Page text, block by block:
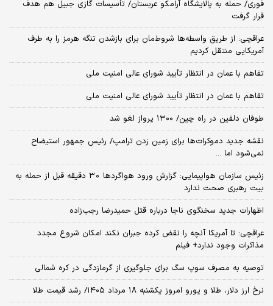
فوری/ حمله به پالایشگاه آرامکو عربستان/ تأسیسات گازی جبیل هم هدف
قرار گرفت
عراقچی: از طریق واسطه‌ها شروط‌مان برای بازشدن تنگه هرمز را به طرف
آمریکایی منتقل کردیم
تفاهم با عمان در انتظار تأیید شورای عالی امنیت ملی
تفاهم با عمان در انتظار تأیید شورای عالی امنیت ملی
طوفان دلفین در راه چین/ ۱۳۰۰ پرواز لغو شد
نقشه جدید دموکرات‌ها برای زمین زدن ترامپ/ رئیس جمهور استیضاح
نمی‌شود اما ...
زئیس سازمان هواپیمایی: گزارش ورود هواگردها ٣٠ دقیقه قبل از حمله به
بیت رهبری صحت ندارد
اظهارات جدید سخنگوی ناجا درباره قتل حمیدرضا رجب‌زاده
عراقچی: تا آمریکا آنچه را نقض کرده جبران نکند امکان شروع مجدد
مذاکرات وجود ندارد+ فیلم
توصیه به مصرف سوپ سگ برای جلوگیری از گرمازدگی در کره شمالی
نرخ ارز دلار، طلا و یورو امروز یکشنبه ۱۸ مرداد ۱۴۰۵/ رشد قیمت طلا